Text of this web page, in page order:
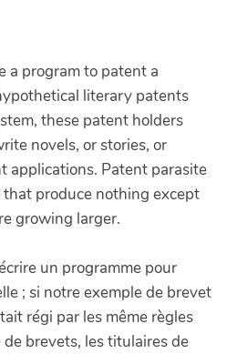
a program to patent a
literary patents
these patent holders
novels, or stories, or
Patent parasite
produce nothing except
growing larger.
un programme pour
; si notre exemple de brevet
régi par les même règles
brevets, les titulaires de